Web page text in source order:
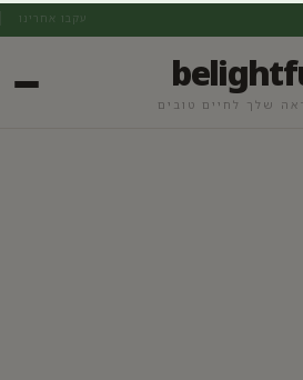
עקבו אחרינו
שלך לחיים טובים